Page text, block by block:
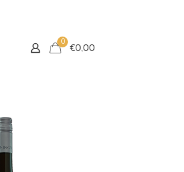
0 €0,00